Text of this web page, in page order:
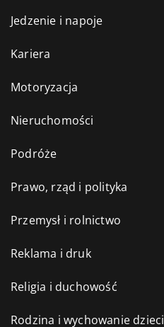
Jedzenie i napoje
Kariera
Motoryzacja
Nieruchomości
Podróże
Prawo, rząd i polityka
Przemysł i rolnictwo
Reklama i druk
Religia i duchowość
Rodzina i wychowanie dzieci